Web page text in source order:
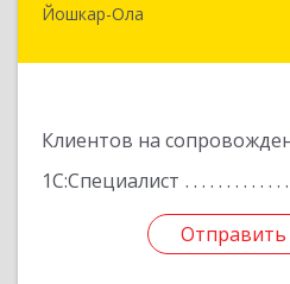
Йошкар-Ола
Клиентов на
1С:Специалист
Отправить
424004, Марий Эл Респ,
Отправить